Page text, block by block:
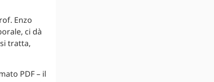
Enzo
ci dà
tratta,
PDF – il